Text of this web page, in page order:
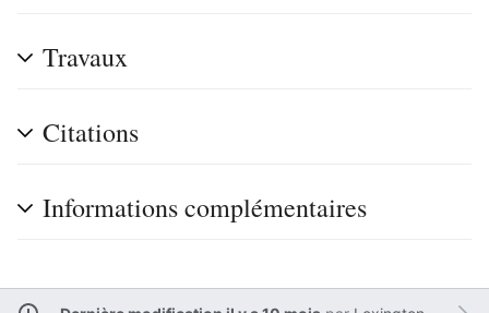
Travaux
Citations
Informations complémentaires